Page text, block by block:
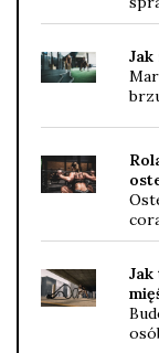
Jak
Jak